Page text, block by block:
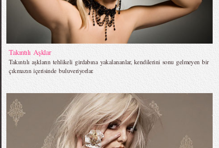
Takıntılı Aşklar
Takıntılı aşkların tehlikeli girdabına yakalananlar, kendilerini sonu gelmeyen bir
çıkmazın içerisinde buluveriyorlar.